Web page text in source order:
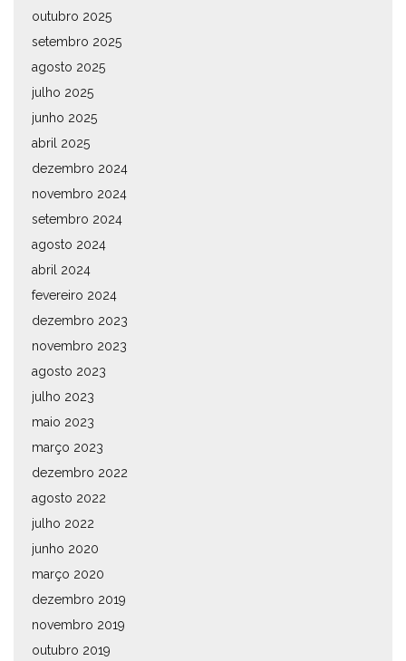
outubro 2025
setembro 2025
agosto 2025
julho 2025
junho 2025
abril 2025
dezembro 2024
novembro 2024
setembro 2024
agosto 2024
abril 2024
fevereiro 2024
dezembro 2023
novembro 2023
agosto 2023
julho 2023
maio 2023
março 2023
dezembro 2022
agosto 2022
julho 2022
junho 2020
março 2020
dezembro 2019
novembro 2019
outubro 2019